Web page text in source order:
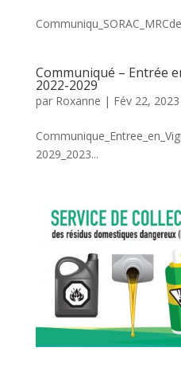
Communiqué – Entrée
2022-2029
par Roxanne | Fév 22, 2023
2029_2023...